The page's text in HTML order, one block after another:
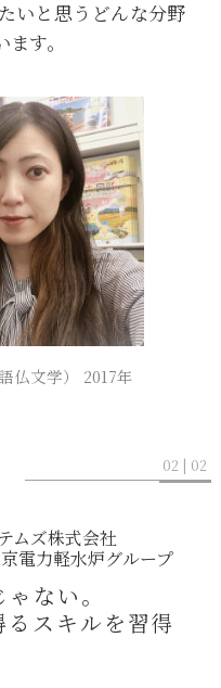
いと思うどんな分野
す。
仏文学） 2017年
02 | 02
ムズ株式会社
電力軽水炉グループ
ない。
スキルを習得